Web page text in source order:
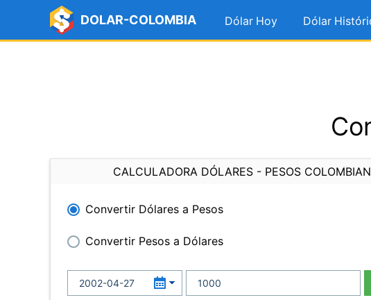
DOLAR-COLOMBIA Dólar Hoy Dólar
CALCULADORA DÓLARES - PESOS
Convertir Dólares a Pesos
Convertir Pesos a Dólares